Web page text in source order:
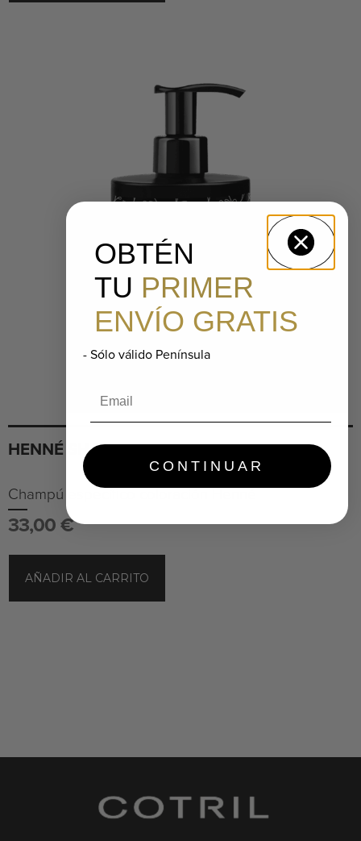
HENNÉ SHAMPOO 500ML
Champú específico coloración Henné
33,00 €
AÑADIR AL CARRITO
OBTÉN
TU PRIMER
ENVÍO GRATIS
- Sólo válido Península
CONTINUAR